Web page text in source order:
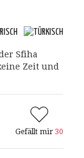
Gefällt mir 30